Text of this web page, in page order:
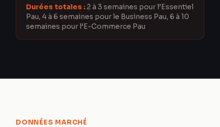
Durées totales :2 à 3 semaines pour l’Essentiel
Pau, 4 à 6 semaines pour le Business Pau, 6 à 10
semaines pour l’E-Commerce Pau
DONNÉES MARCHÉ